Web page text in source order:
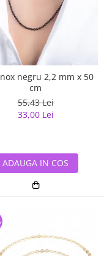
negru 2,2 mm x 50
cm
55,43 Lei
33,00 Lei
ADAUGA IN COS